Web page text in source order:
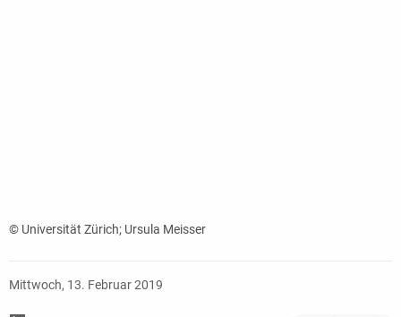
© Universität Zürich; Ursula Meisser
Mittwoch, 13. Februar 2019